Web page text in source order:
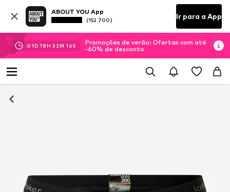
ABOUT YOU App
(152 700) Ir para a App
01D 18H 32M 16S
Promoções de verão: Ofertas com até
-60% de desconto